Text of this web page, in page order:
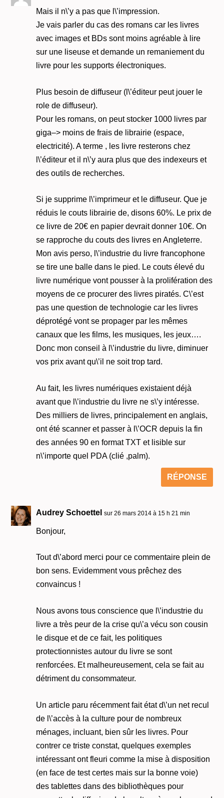
Mais il n\’y a pas que l\’impression.
Je vais parler du cas des romans car les livres
avec images et BDs sont moins agréable à lire
sur une liseuse et demande un remaniement du
livre pour les supports électroniques.
Plus besoin de diffuseur (l\’éditeur peut jouer le
role de diffuseur).
Pour les romans, on peut stocker 1000 livres par
giga–> moins de frais de librairie (espace,
electricité). A terme , les livre resterons chez
l\’éditeur et il n\’y aura plus que des indexeurs et
des outils de recherches.
Si je supprime l\’imprimeur et le diffuseur. Que je
réduis le couts librairie de, disons 60%. Le prix de
ce livre de 20€ en papier devrait donner 10€. On
se rapproche du couts des livres en Angleterre.
Mon avis perso, l\’industrie du livre francophone
se tire une balle dans le pied. Le couts élevé du
livre numérique vont pousser à la prolifération des
moyens de ce procurer des livres piratés. C\’est
pas une question de technologie car les livres
déprotégé vont se propager par les mêmes
canaux que les films, les musiques, les jeux….
Donc mon conseil à l\’industrie du livre, diminuer
vos prix avant qu\’il ne soit trop tard.
Au fait, les livres numériques existaient déjà
avant que l\’industrie du livre ne s\’y intéresse.
Des milliers de livres, principalement en anglais,
ont été scanner et passer à l\’OCR depuis la fin
des années 90 en format TXT et lisible sur
n\’importe quel PDA (clié ,palm).
RÉPONSE
Audrey Schoettel sur 26 mars 2014 à 15 h 21 min
Bonjour,
Tout d\’abord merci pour ce commentaire plein de
bon sens. Evidemment vous prêchez des
convaincus !
Nous avons tous conscience que l\’industrie du
livre a très peur de la crise qu\’a vécu son cousin
le disque et de ce fait, les politiques
protectionnistes autour du livre se sont
renforcées. Et malheureusement, cela se fait au
détriment du consommateur.
Un article paru récemment fait état d\’un net recul
de l\’accès à la culture pour de nombreux
ménages, incluant, bien sûr les livres. Pour
contrer ce triste constat, quelques exemples
intéressant ont fleuri comme la mise à disposition
(en face de test certes mais sur la bonne voie)
des tablettes dans des bibliothèques pour